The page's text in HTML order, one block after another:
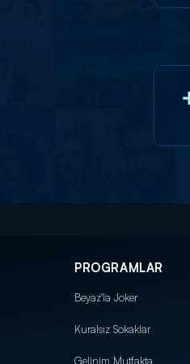
PROGRAMLAR
Beyaz'la Joker
Kuralsız Sokaklar
Gelinim Mutfakta